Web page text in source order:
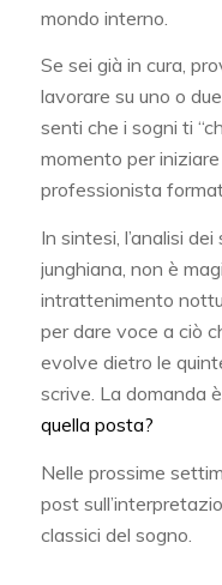
mondo interno.
Se sei già in cura,
lavorare su uno o
senti che i sogni ti
momento per
professionista
In sintesi, l’analisi
junghiana, non è
intrattenimento
per dare voce a ciò
evolve dietro le
scrive. La domanda
quella posta?
Nelle prossime
post
classici del sogno.